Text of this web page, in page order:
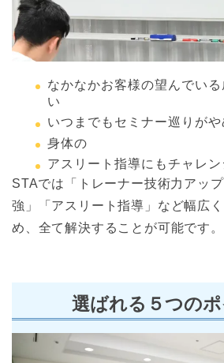
なかなかお客様の望んでい
い
いつまでもセミナー巡りが
身体の
アスリート指導にもチャレン
STAでは「トレーナー技術力アッ
強」「アスリート指導」など幅広
め、全て解決することが可能です。
選ばれる５つのポ